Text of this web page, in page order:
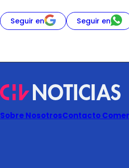
Seguir en Seguir en
Sobre NosotrosContacto